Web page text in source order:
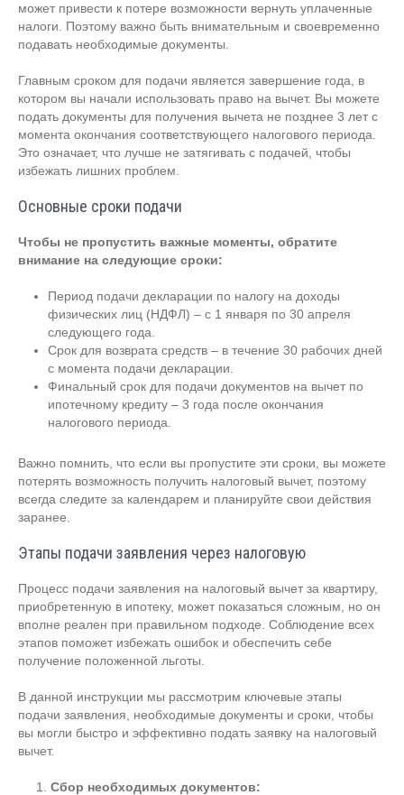
может привести к потере возможности вернуть уплаченные
налоги. Поэтому важно быть внимательным и своевременно
подавать необходимые документы.
Главным сроком для подачи является завершение года, в
котором вы начали использовать право на вычет. Вы можете
подать документы для получения вычета не позднее 3 лет с
момента окончания соответствующего налогового периода.
Это означает, что лучше не затягивать с подачей, чтобы
избежать лишних проблем.
Основные сроки подачи
Чтобы не пропустить важные моменты, обратите
внимание на следующие сроки:
Период подачи декларации по налогу на доходы
физических лиц (НДФЛ) – с 1 января по 30 апреля
следующего года.
Срок для возврата средств – в течение 30 рабочих дней
с момента подачи декларации.
Финальный срок для подачи документов на вычет по
ипотечному кредиту – 3 года после окончания
налогового периода.
Важно помнить, что если вы пропустите эти сроки, вы можете
потерять возможность получить налоговый вычет, поэтому
всегда следите за календарем и планируйте свои действия
заранее.
Этапы подачи заявления через налоговую
Процесс подачи заявления на налоговый вычет за квартиру,
приобретенную в ипотеку, может показаться сложным, но он
вполне реален при правильном подходе. Соблюдение всех
этапов поможет избежать ошибок и обеспечить себе
получение положенной льготы.
В данной инструкции мы рассмотрим ключевые этапы
подачи заявления, необходимые документы и сроки, чтобы
вы могли быстро и эффективно подать заявку на налоговый
вычет.
Сбор необходимых документов: